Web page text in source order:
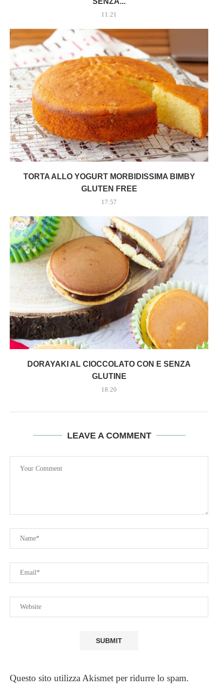
11:21
TORTA ALLO YOGURT MORBIDISSIMA BIMBY
GLUTEN FREE
17:57
DORAYAKI AL CIOCCOLATO CON E SENZA
GLUTINE
18:20
LEAVE A COMMENT
Questo sito utilizza Akismet per ridurre lo spam.